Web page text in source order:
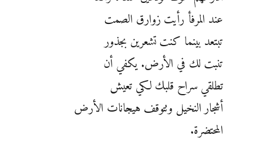
عند المرفأ رأيت زوارق الصمت
تبتعد بينما كنت تشعرين بجذور
تنبت لك في الأرض. يكفي أن
تطلقي سراح قلبك لكي تعيش
أشجار النخيل وتتوقف هيجانات الأرض
المحتضرة.